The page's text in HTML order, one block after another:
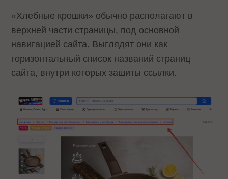
«Хлебные крошки» обычно располагают в
верхней части страницы, под основной
навигацией сайта. Выглядят они как
горизонтальный список названий страниц
сайта, внутри которых зашиты ссылки.